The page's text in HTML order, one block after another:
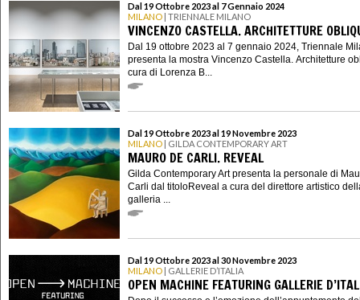
Dal 19 Ottobre 2023 al 7 Gennaio 2024
MILANO | TRIENNALE MILANO
VINCENZO CASTELLA. ARCHITETTURE
Dal 19 ottobre 2023 al 7 gennaio 2024, Triennale
presenta la mostra Vincenzo Castella. Architetture
cura di Lorenza B...
Dal 19 Ottobre 2023 al 19 Novembre 2023
MILANO | GILDA CONTEMPORARY ART
MAURO DE CARLI. REVEAL
Gilda Contemporary Art presenta la personale di
Carli dal titoloReveal a cura del direttore artistico
galleria ...
Dal 19 Ottobre 2023 al 30 Novembre 2023
MILANO | GALLERIE D’ITALIA
OPEN MACHINE FEATURING GALLERIE